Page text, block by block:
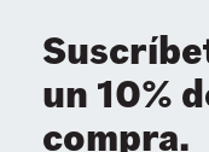
un 10%
compra.